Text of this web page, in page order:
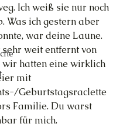
Ich weiß sie nur noch
Was ich gestern aber
war deine Laune.
weit entfernt von
wir hatten eine wirklich
mit
Geburtstagsraclette
Familie. Du warst
für mich.